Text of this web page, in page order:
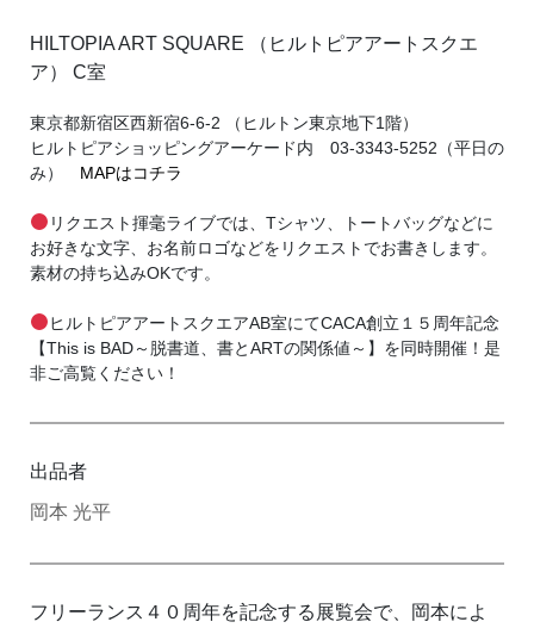
HILTOPIA ART SQUARE （ヒルトピアアートスクエ
ア） C室
東京都新宿区西新宿6-6-2 （ヒルトン東京地下1階）
ヒルトピアショッピングアーケード内 03-3343-5252（平日の
み） MAPはコチラ
リクエスト揮毫ライブでは、Tシャツ、トートバッグなどに
お好きな文字、お名前ロゴなどをリクエストでお書きします。
素材の持ち込みOKです。
ヒルトピアアートスクエアAB室にてCACA創立１５周年記念
【This is BAD～脱書道、書とARTの関係値～】を同時開催！是
非ご高覧ください！
出品者
岡本 光平
フリーランス４０周年を記念する展覧会で、岡本によ